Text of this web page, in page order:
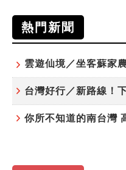
熱門新聞
雲遊仙境／坐客蘇家
你所不知道的南台灣